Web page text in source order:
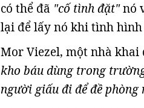
có thể đã "cố tình đặt"nó
lại để lấy nó khi tình
Mor Viezel, một nhà khai
kho báu dùng trong
người giấu đi để đề